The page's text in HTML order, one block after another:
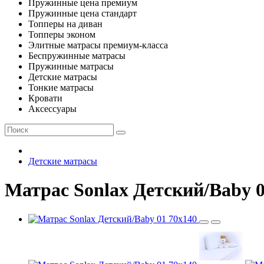
Пружинные цена премиум
Пружинные цена стандарт
Топперы на диван
Топперы эконом
Элитные матрасы премиум-класса
Беспружинные матрасы
Пружинные матрасы
Детские матрасы
Тонкие матрасы
Кровати
Аксессуары
Детские матрасы
Матрас Sonlax Детский/Baby